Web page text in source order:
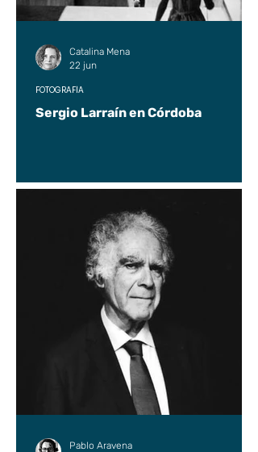
Sergio Larraín en Córdoba
FOTOGRAFÍA
Catalina Mena
22 jun
Pablo Aravena